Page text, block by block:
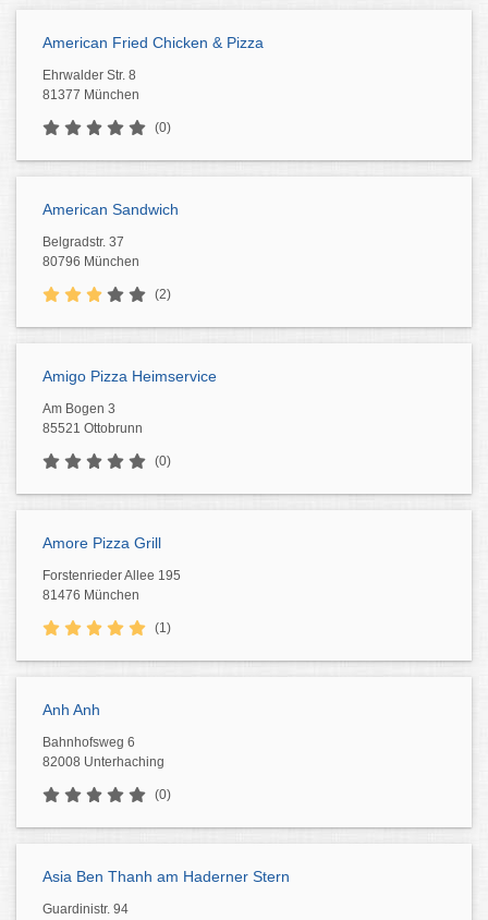
American Fried Chicken & Pizza
Ehrwalder Str. 8
81377 München
(0)
American Sandwich
Belgradstr. 37
80796 München
(2)
Amigo Pizza Heimservice
Am Bogen 3
85521 Ottobrunn
(0)
Amore Pizza Grill
Forstenrieder Allee 195
81476 München
(1)
Anh Anh
Bahnhofsweg 6
82008 Unterhaching
(0)
Asia Ben Thanh am Haderner Stern
Guardinistr. 94